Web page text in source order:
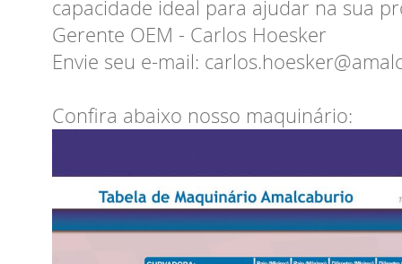
capacidade ideal para ajudar na sua
Gerente OEM - Carlos Hoesker
Envie seu e-mail:
Confira abaixo nosso maquinário: